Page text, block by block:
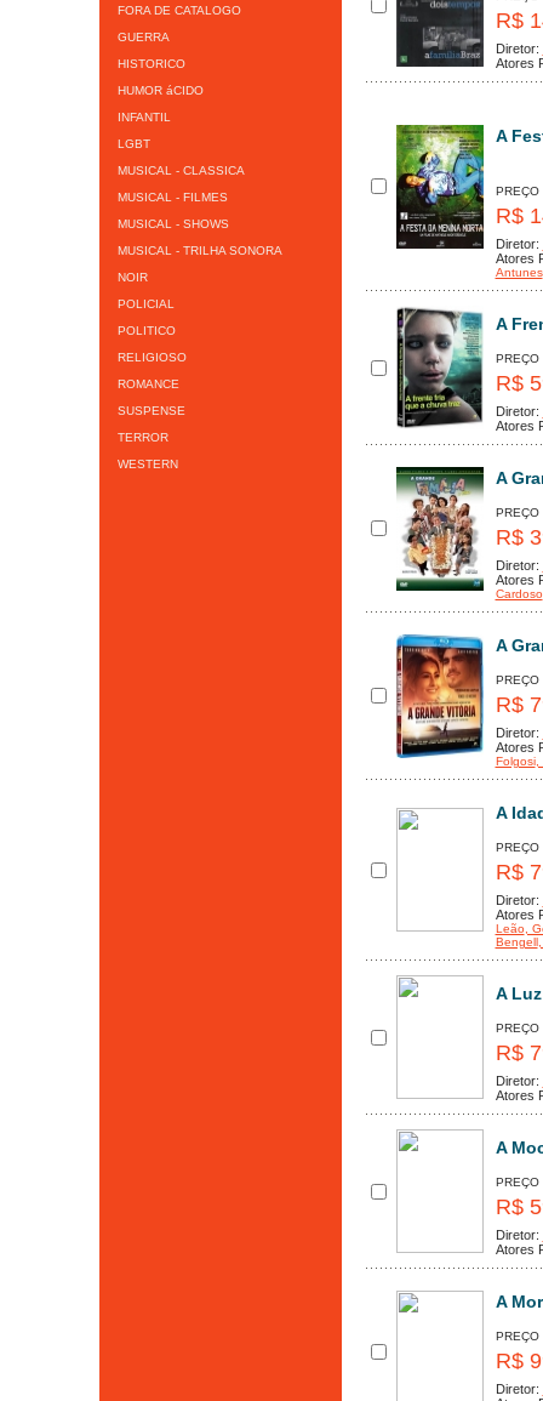
FORA DE CATALOGO
GUERRA
HISTORICO
HUMOR áCIDO
INFANTIL
LGBT
MUSICAL - CLASSICA
MUSICAL - FILMES
MUSICAL - SHOWS
MUSICAL - TRILHA SONORA
NOIR
POLICIAL
POLITICO
RELIGIOSO
ROMANCE
SUSPENSE
TERROR
WESTERN
R$
Diretor:
Atores
A
PREÇO
R$
Diretor:
Atores
Antunes
A
PREÇO
R$
Diretor:
Atores
A
PREÇO
R$
Diretor:
Atores
Cardoso
A
PREÇO
R$
Diretor:
Atores
Folgosi,
A
PREÇO
R$
Diretor:
Atores
Leão,
Bengell,
A
PREÇO
R$
Diretor:
Atores
A
PREÇO
R$
Diretor:
Atores
A
PREÇO
R$
Diretor: